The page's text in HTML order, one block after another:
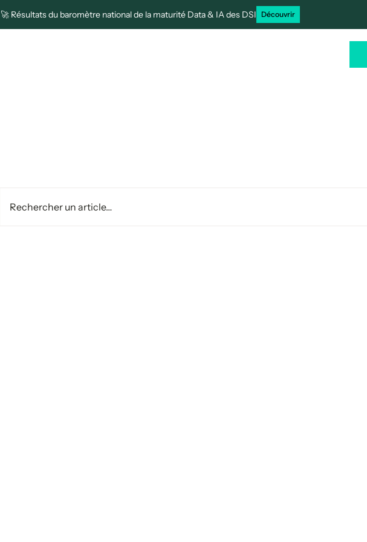
🚀 Résultats du baromètre national de la maturité Data & IA des DSI Découvrir